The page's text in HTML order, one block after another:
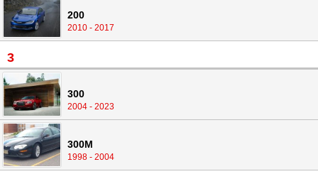
200
2010 - 2017
3
300
2004 - 2023
300M
1998 - 2004